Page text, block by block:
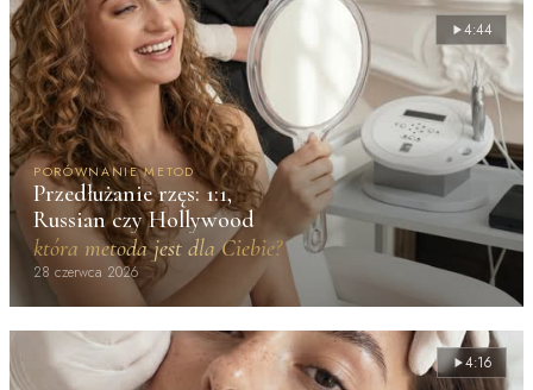
PORÓWNANIE METOD
Przedłużanie rzęs: 1:1,
Russian czy Hollywood
która metoda jest dla Ciebie?
28 czerwca 2026
4:44
4:16